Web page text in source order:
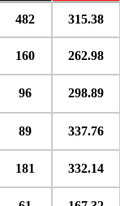
482 315.38
160 262.98
96 298.89
89 337.76
181 332.14